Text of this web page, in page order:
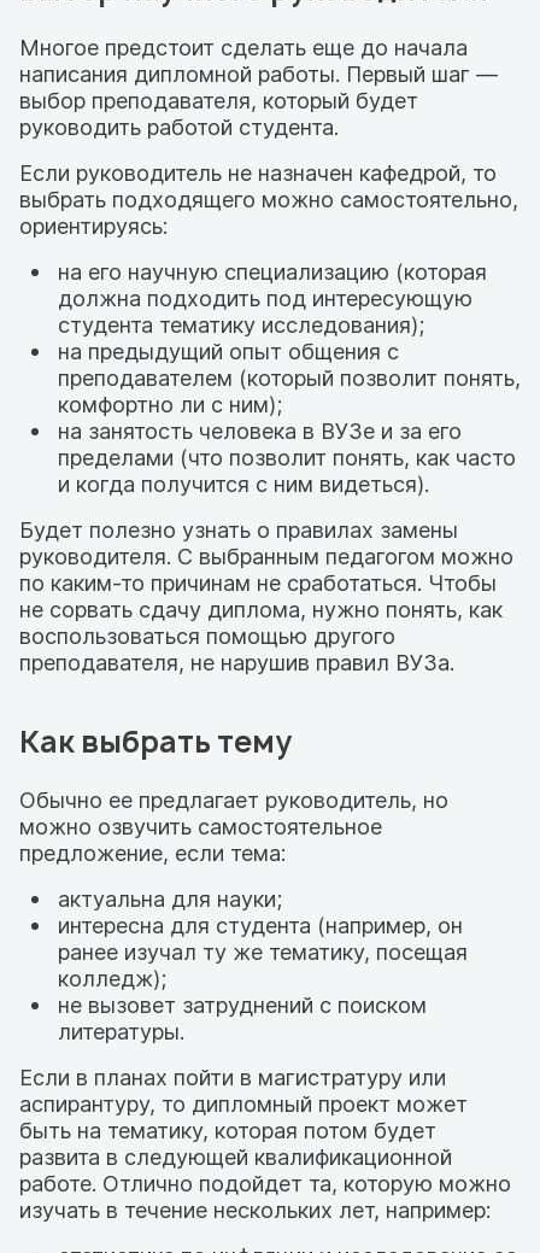
Многое предстоит сделать еще до начала
написания дипломной работы. Первый шаг —
выбор преподавателя, который будет
руководить работой студента.
Если руководитель не назначен кафедрой, то
выбрать подходящего можно самостоятельно,
ориентируясь:
на его научную специализацию (которая
должна подходить под интересующую
студента тематику исследования);
на предыдущий опыт общения с
преподавателем (который позволит понять,
комфортно ли с ним);
на занятость человека в ВУЗе и за его
пределами (что позволит понять, как часто
и когда получится с ним видеться).
Будет полезно узнать о правилах замены
руководителя. С выбранным педагогом можно
по каким-то причинам не сработаться. Чтобы
не сорвать сдачу диплома, нужно понять, как
воспользоваться помощью другого
преподавателя, не нарушив правил ВУЗа.
Как выбрать тему
Обычно ее предлагает руководитель, но
можно озвучить самостоятельное
предложение, если тема:
актуальна для науки;
интересна для студента (например, он
ранее изучал ту же тематику, посещая
колледж);
не вызовет затруднений с поиском
литературы.
Если в планах пойти в магистратуру или
аспирантуру, то дипломный проект может
быть на тематику, которая потом будет
развита в следующей квалификационной
работе. Отлично подойдет та, которую можно
изучать в течение нескольких лет, например: